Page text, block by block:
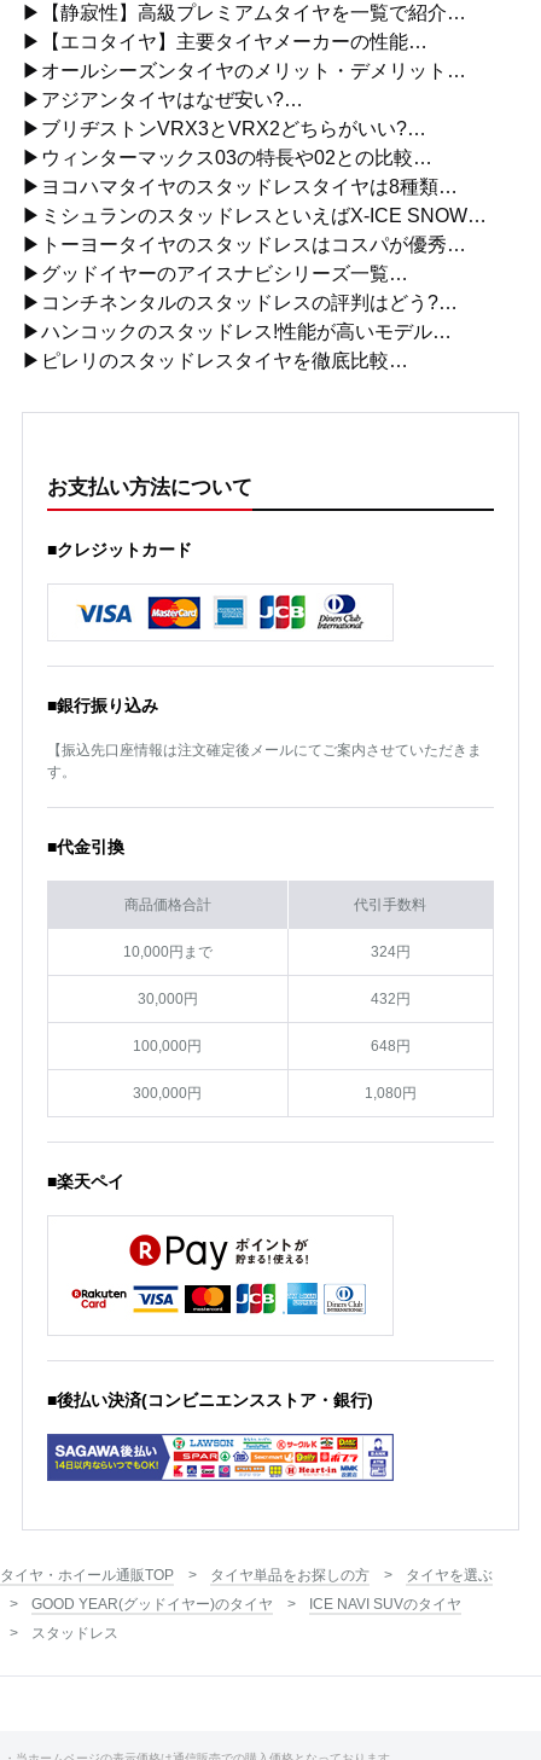
▶【静寂性】高級プレミアムタイヤを一覧で紹介…
▶【エコタイヤ】主要タイヤメーカーの性能…
▶オールシーズンタイヤのメリット・デメリット…
▶アジアンタイヤはなぜ安い?…
▶ブリヂストンVRX3とVRX2どちらがいい?…
▶ウィンターマックス03の特長や02との比較…
▶ヨコハマタイヤのスタッドレスタイヤは8種類…
▶ミシュランのスタッドレスといえばX-ICE SNOW…
▶トーヨータイヤのスタッドレスはコスパが優秀…
▶グッドイヤーのアイスナビシリーズ一覧…
▶コンチネンタルのスタッドレスの評判はどう?…
▶ハンコックのスタッドレス!性能が高いモデル…
▶ピレリのスタッドレスタイヤを徹底比較…
お支払い方法について
■クレジットカード
■銀行振り込み
【振込先口座情報は注文確定後メールにてご案内させていただきま
す。
■代金引換
商品価格合計 代引手数料
10,000円まで 324円
30,000円 432円
100,000円 648円
300,000円 1,080円
■楽天ペイ
■後払い決済(コンビニエンスストア・銀行)
タイヤ・ホイール通販TOP タイヤ単品をお探しの方
タイヤを選ぶ
GOOD YEAR(グッドイヤー)のタイヤ
ICE NAVI SUVのタイヤ
スタッドレス